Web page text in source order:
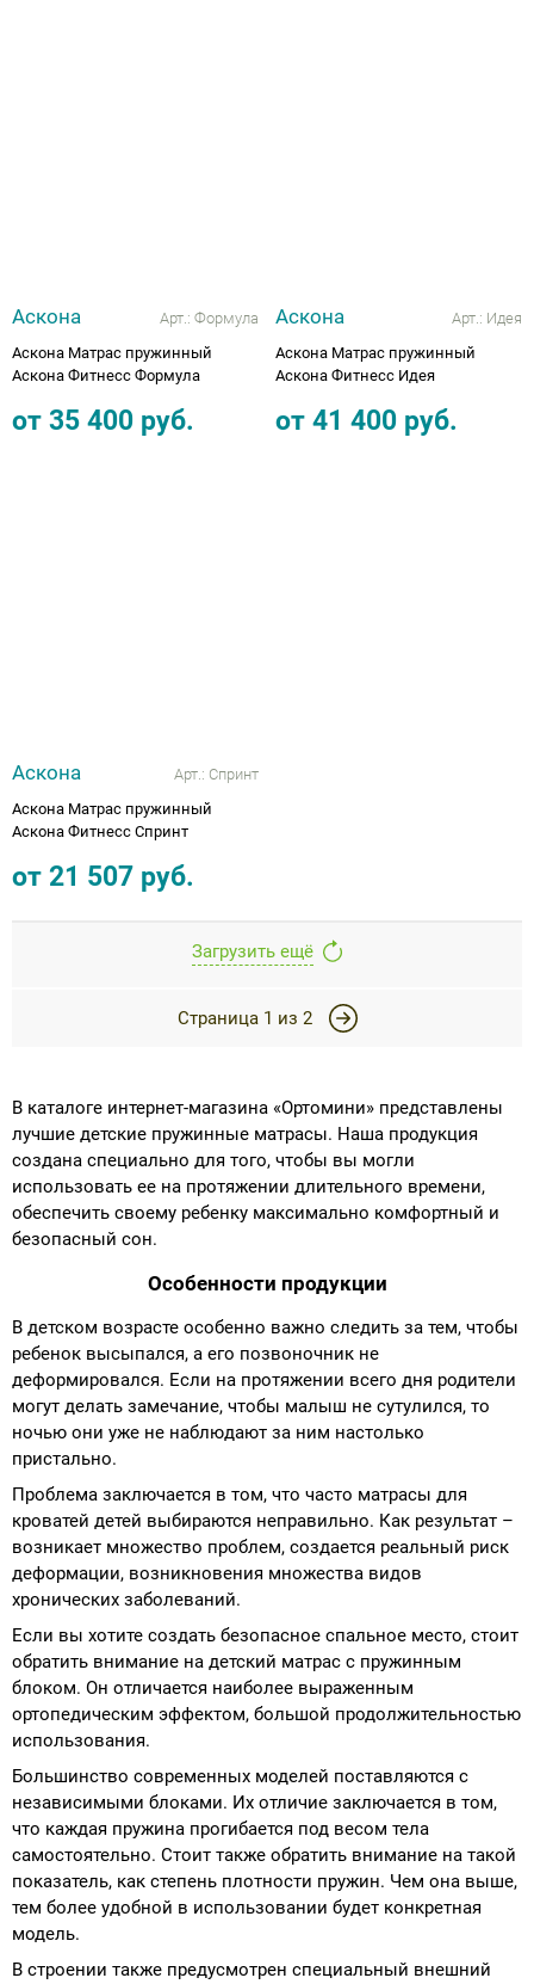
Аскона Арт.: Формула
Аскона Матрас пружинный
Аскона Фитнесс Формула
от 35 400 руб.
Аскона Арт.: Идея
Аскона Матрас пружинный
Аскона Фитнесс Идея
от 41 400 руб.
Аскона Арт.: Спринт
Аскона Матрас пружинный
Аскона Фитнесс Спринт
от 21 507 руб.
Загрузить ещё
Страница 1 из 2
В каталоге интернет-магазина «Ортомини» представлены
лучшие детские пружинные матрасы. Наша продукция
создана специально для того, чтобы вы могли
использовать ее на протяжении длительного времени,
обеспечить своему ребенку максимально комфортный и
безопасный сон.
Особенности продукции
В детском возрасте особенно важно следить за тем, чтобы
ребенок высыпался, а его позвоночник не
деформировался. Если на протяжении всего дня родители
могут делать замечание, чтобы малыш не сутулился, то
ночью они уже не наблюдают за ним настолько
пристально.
Проблема заключается в том, что часто матрасы для
кроватей детей выбираются неправильно. Как результат –
возникает множество проблем, создается реальный риск
деформации, возникновения множества видов
хронических заболеваний.
Если вы хотите создать безопасное спальное место, стоит
обратить внимание на детский матрас с пружинным
блоком. Он отличается наиболее выраженным
ортопедическим эффектом, большой продолжительностью
использования.
Большинство современных моделей поставляются с
независимыми блоками. Их отличие заключается в том,
что каждая пружина прогибается под весом тела
самостоятельно. Стоит также обратить внимание на такой
показатель, как степень плотности пружин. Чем она выше,
тем более удобной в использовании будет конкретная
модель.
В строении также предусмотрен специальный внешний